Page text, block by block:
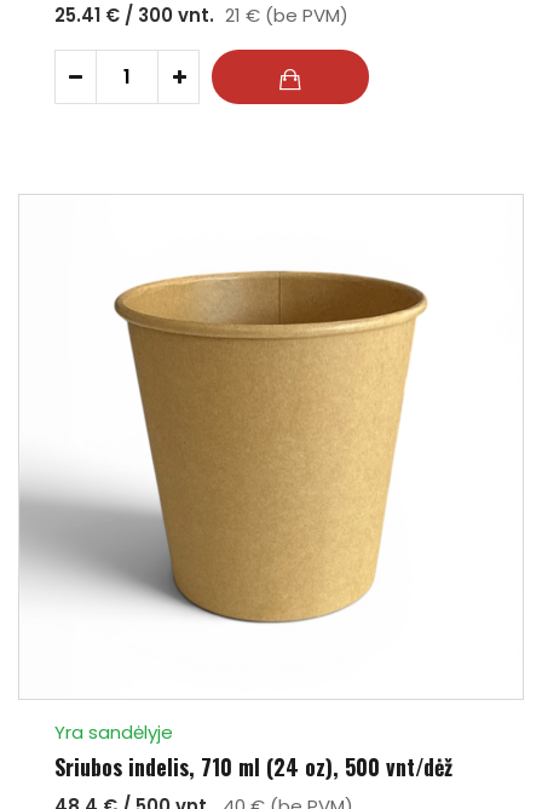
25.41 € / 300 vnt. 21 € (be PVM)
- +
Yra sandėlyje
Sriubos indelis, 710 ml (24 oz), 500 vnt/dėž